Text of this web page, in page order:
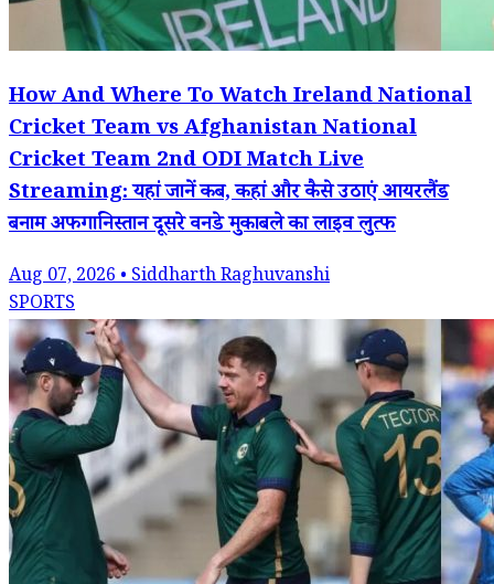
How And Where To Watch Ireland National
Cricket Team vs Afghanistan National
Cricket Team 2nd ODI Match Live
Streaming: यहां जानें कब, कहां और कैसे उठाएं आयरलैंड
बनाम अफगानिस्तान दूसरे वनडे मुकाबले का लाइव लुत्फ
Aug 07, 2026 • Siddharth Raghuvanshi
SPORTS